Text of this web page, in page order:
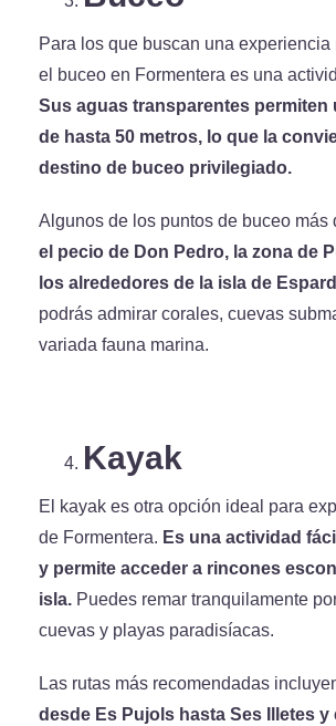
Para los que buscan una experiencia
el buceo en Formentera es una
Sus aguas transparentes permiten
de hasta 50 metros, lo que la
destino de buceo privilegiado.
Algunos de los puntos de buceo más
el pecio de Don Pedro, la zona de
los alrededores de la isla de
podrás admirar corales, cuevas
variada fauna marina.
Kayak
El kayak es otra opción ideal para
de Formentera. Es una actividad
y permite acceder a rincones
isla. Puedes remar tranquilamente
cuevas y playas paradisíacas.
Las rutas más recomendadas
desde Es Pujols hasta Ses Illetes